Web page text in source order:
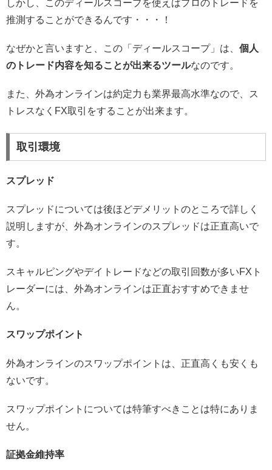
しかし、このディールスコープを使えばプロのトレードを
推測することができるんです・・・！
なぜかと言いますと、この「ディールスコープ」は、 個人
のトレード内容を知ることが出来るツールなのです。
また、外為オンラインは約定力も業界最高水準なので、ス
トレスなくFX取引をすることが出来ます。
取引環境
スプレッド
スプレッドについては後ほどデメリットのところで詳しく
説明しますが、外為オンラインのスプレッドは正直高いで
す。
スキャルピングやデイトレードなどの取引回数が多いFXト
レーダーには、外為オンラインは正直おすすめできませ
ん。
スワップポイント
外為オンラインのスワップポイントは、正直高くも安くも
ないです。
スワップポイントについては特筆すべきことは特にありま
せん。
証拠金維持率